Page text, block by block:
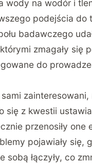
wody na wodór i
podejścia do
badawczego
zmagały się
do
zainteresowani,
się z kwestii
przenosiły one
pojawiały się,
sobą łączyły, co